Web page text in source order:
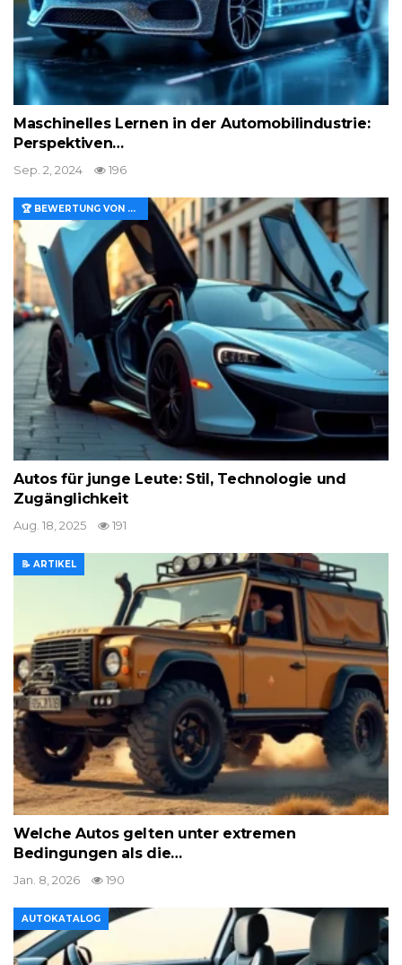
Maschinelles Lernen in der Automobilindustrie:
Perspektiven…
Sep. 2, 2024 196
🏆 BEWERTUNG VON MERKMALEN UND WERT
Autos für junge Leute: Stil, Technologie und
Zugänglichkeit
Aug. 18, 2025 191
📝 ARTIKEL
Welche Autos gelten unter extremen
Bedingungen als die…
Jan. 8, 2026 190
AUTOKATALOG